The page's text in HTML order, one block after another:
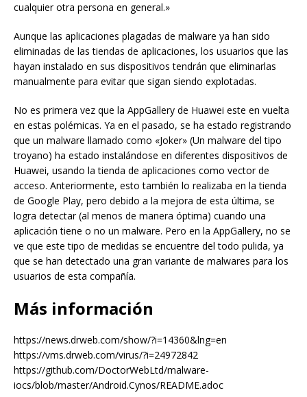
cualquier otra persona en general.»
Aunque las aplicaciones plagadas de malware ya han sido
eliminadas de las tiendas de aplicaciones, los usuarios que las
hayan instalado en sus dispositivos tendrán que eliminarlas
manualmente para evitar que sigan siendo explotadas.
No es primera vez que la AppGallery de Huawei este en vuelta
en estas polémicas. Ya en el pasado, se ha estado registrando
que un malware llamado como «Joker» (Un malware del tipo
troyano) ha estado instalándose en diferentes dispositivos de
Huawei, usando la tienda de aplicaciones como vector de
acceso. Anteriormente, esto también lo realizaba en la tienda
de Google Play, pero debido a la mejora de esta última, se
logra detectar (al menos de manera óptima) cuando una
aplicación tiene o no un malware. Pero en la AppGallery, no se
ve que este tipo de medidas se encuentre del todo pulida, ya
que se han detectado una gran variante de malwares para los
usuarios de esta compañía.
Más información
https://news.drweb.com/show/?i=14360&lng=en
https://vms.drweb.com/virus/?i=24972842
https://github.com/DoctorWebLtd/malware-
iocs/blob/master/Android.Cynos/README.adoc